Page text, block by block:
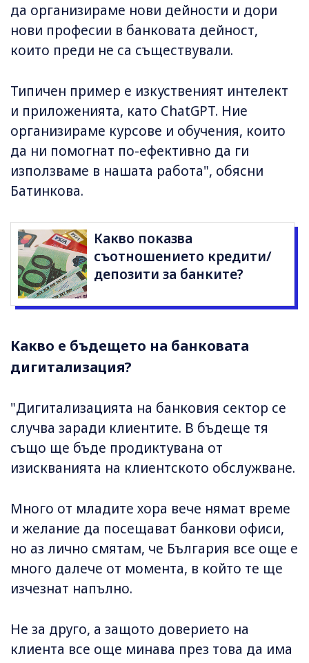
да организираме нови дейности и дори
нови професии в банковата дейност,
които преди не са съществували.
Типичен пример е изкуственият интелект
и приложенията, като ChatGPT. Ние
организираме курсове и обучения, които
да ни помогнат по-ефективно да ги
използваме в нашата работа", обясни
Батинкова.
Какво показва
съотношението кредити/
депозити за банките?
Какво е бъдещето на банковата
дигитализация?
"Дигитализацията на банковия сектор се
случва заради клиентите. В бъдеще тя
също ще бъде продиктувана от
изискванията на клиентското обслужване.
Много от младите хора вече нямат време
и желание да посещават банкови офиси,
но аз лично смятам, че България все още е
много далече от момента, в който те ще
изчезнат напълно.
Не за друго, а защото доверието на
клиента все още минава през това да има